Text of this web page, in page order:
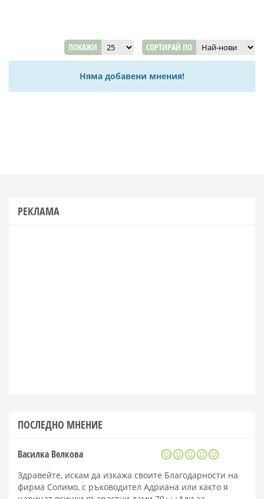
ПОКАЖИ СОРТИРАЙ ПО
Няма добавени мнения!
РЕКЛАМА
ПОСЛЕДНО МНЕНИЕ
Василка Велкова
Здравейте, искам да изкажа своите Благодарности на
фирма Солимо, с ръководител Адриана или както я